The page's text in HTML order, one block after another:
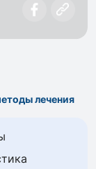
лечения